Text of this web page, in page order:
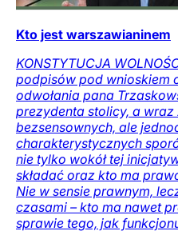
Kto jest warszawianinem
KONSTYTUCJA
podpisów pod wnioskiem
odwołania pana
prezydenta stolicy, a
bezsensownych, ale
charakterystycznych
nie tylko wokół tej
składać oraz kto ma
Nie w sensie prawnym,
czasami – kto ma nawet
sprawie tego, jak